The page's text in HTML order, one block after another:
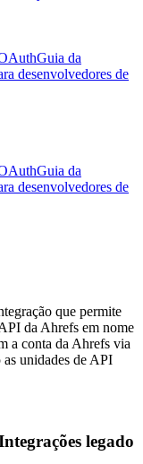
Guia da
desenvolvedores de
Guia da
desenvolvedores de
que permite
da Ahrefs em nome
a conta da Ahrefs via
unidades de API
legado